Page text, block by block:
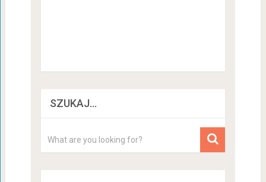
SZUKAJ…